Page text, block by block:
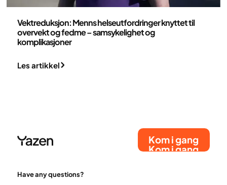
Vektreduksjon: Menns helseutfordringer knyttet til
overvekt og fedme – samsykelighet og
komplikasjoner
Les artikkel
Kom i gang
Kom i gang
Have any questions?